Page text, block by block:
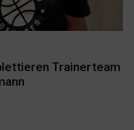
Trainerteam